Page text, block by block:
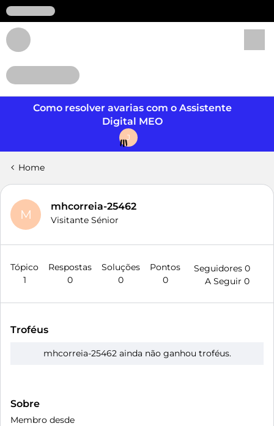
Como resolver avarias com o Assistente
Digital MEO
J
Home
M
mhcorreia-25462
Visitante Sénior
Tópico
1
Respostas
0
Soluções
0
Pontos
0
Seguidores 0
A Seguir 0
Troféus
mhcorreia-25462 ainda não ganhou troféus.
Sobre
Membro desde